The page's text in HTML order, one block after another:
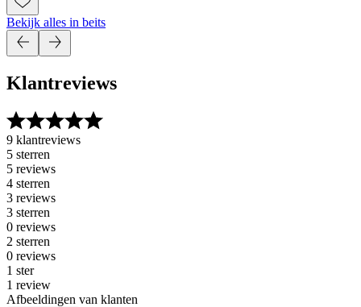
Bekijk alles in beits
Klantreviews
9 klantreviews
5 sterren
5 reviews
4 sterren
3 reviews
3 sterren
0 reviews
2 sterren
0 reviews
1 ster
1 review
Afbeeldingen van klanten